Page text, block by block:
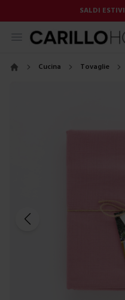
SALDI ESTIVI
Open menu
Cucina Tovaglie